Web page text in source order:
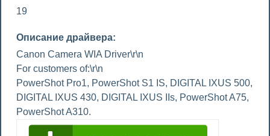
19
Описание драйвера:
Canon Camera WIA Driver\r\n
For customers of:\r\n
PowerShot Pro1, PowerShot S1 IS, DIGITAL IXUS 500,
DIGITAL IXUS 430, DIGITAL IXUS IIs, PowerShot A75,
PowerShot A310.